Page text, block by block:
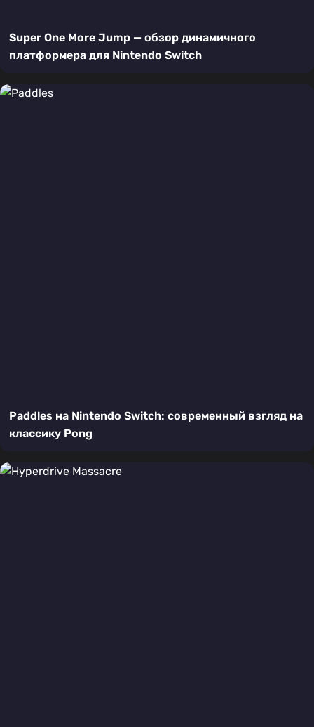
Super One More Jump — обзор динамичного
платформера для Nintendo Switch
Paddles на Nintendo Switch: современный взгляд на
классику Pong